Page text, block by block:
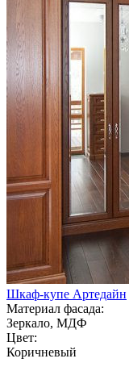
Шкаф-купе Артедайн
Материал фасада:
Зеркало, МДФ
Цвет:
Коричневый